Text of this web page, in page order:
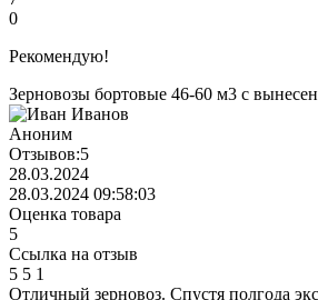
0
Рекомендую!
Зерновозы бортовые 46-60 м3 с
Аноним
Отзывов:5
28.03.2024
28.03.2024 09:58:03
Оценка товара
5
Ссылка на отзыв
5 5 1
Отличный зерновоз. Спустя полгода